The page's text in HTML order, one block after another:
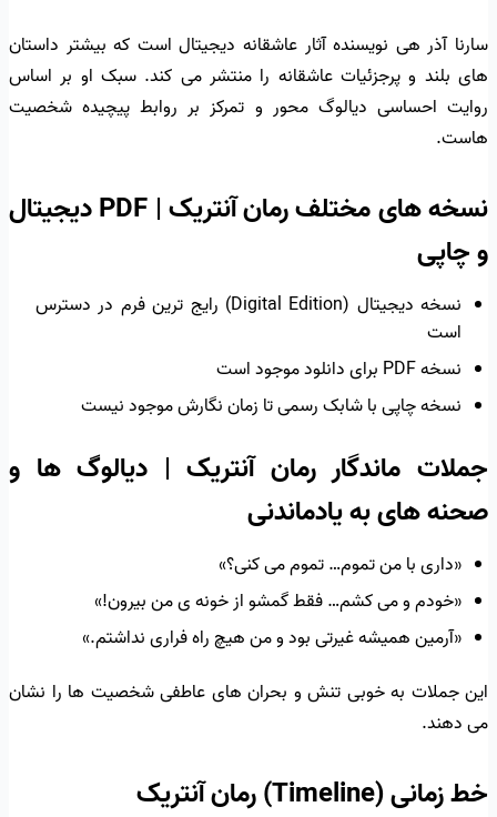
سارنا آذر هی نویسنده آثار عاشقانه دیجیتال است که بیشتر داستان
های بلند و پرجزئیات عاشقانه را منتشر می کند. سبک او بر اساس
روایت احساسی دیالوگ محور و تمرکز بر روابط پیچیده شخصیت
هاست.
نسخه های مختلف رمان آنتریک | PDF دیجیتال
و چاپی
نسخه دیجیتال (Digital Edition) رایج ترین فرم در دسترس
است
نسخه PDF برای دانلود موجود است
نسخه چاپی با شابک رسمی تا زمان نگارش موجود نیست
جملات ماندگار رمان آنتریک | دیالوگ ها و
صحنه های به یادماندنی
«داری با من تموم… تموم می کنی؟»
«خودم و می کشم… فقط گمشو از خونه ی من بیرون!»
«آرمین همیشه غیرتی بود و من هیچ راه فراری نداشتم.»
این جملات به خوبی تنش و بحران های عاطفی شخصیت ها را نشان
می دهند.
خط زمانی (Timeline) رمان آنتریک